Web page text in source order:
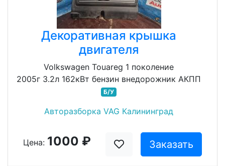
Декоративная крышка
двигателя
Volkswagen Touareg 1 поколение
2005г 3.2л 162кВт бензин внедорожник АКПП
Б/У
Авторазборка VAG Калининград
Цена: 1000 ₽ Заказать